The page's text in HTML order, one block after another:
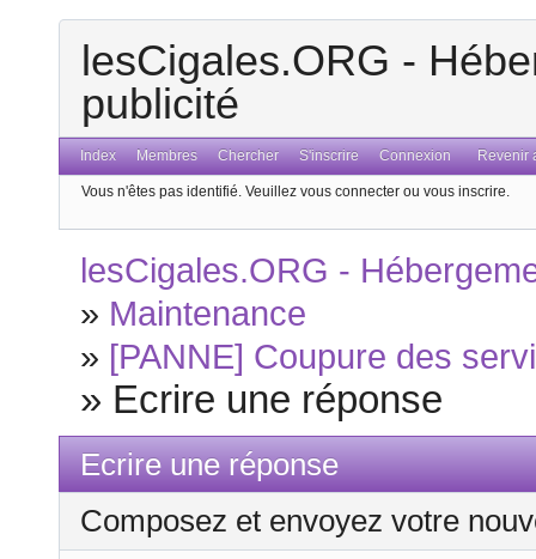
lesCigales.ORG -
publicité
Index Membres Chercher S'inscrire Connexion Revenir
Vous n'êtes pas identifié. Veuillez vous connecter ou vous inscrire.
lesCigales.ORG -
» Maintenance
» [PANNE] Coupure des
» Ecrire une réponse
Ecrire une réponse
Composez et envoyez votre